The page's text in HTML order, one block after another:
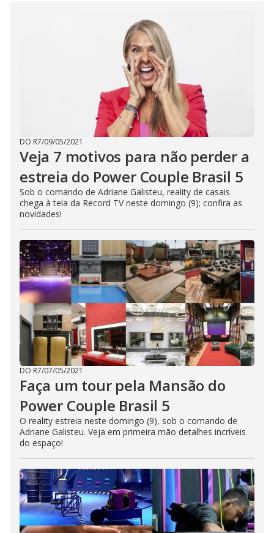
DO R7/09/05/2021
Veja 7 motivos para não perder a
estreia do Power Couple Brasil 5
Sob o comando de Adriane Galisteu, reality de casais
chega à tela da Record TV neste domingo (9); confira as
novidades!
DO R7/07/05/2021
Faça um tour pela Mansão do
Power Couple Brasil 5
O reality estreia neste domingo (9), sob o comando de
Adriane Galisteu. Veja em primeira mão detalhes incríveis
do espaço!